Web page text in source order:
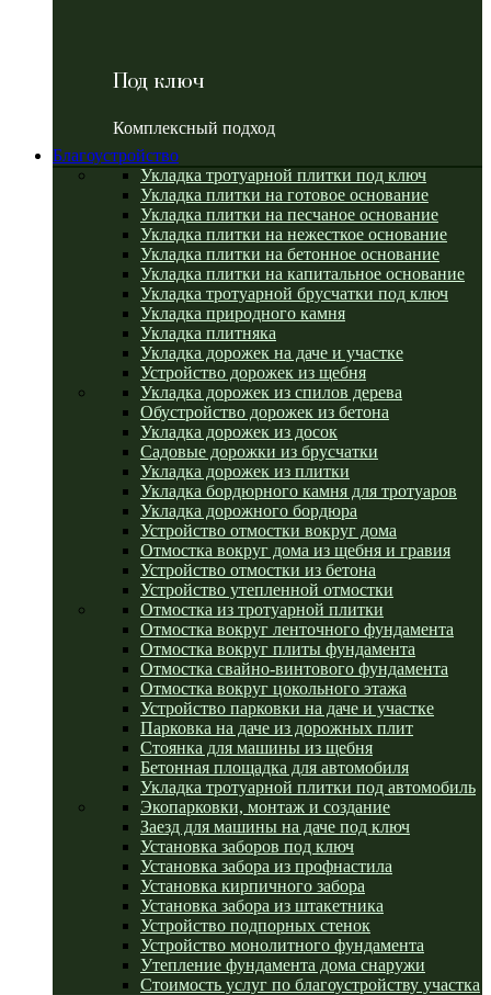
Под ключ
Комплексный подход
Благоустройство
Укладка тротуарной плитки под ключ
Укладка плитки на готовое основание
Укладка плитки на песчаное основание
Укладка плитки на нежесткое основание
Укладка плитки на бетонное основание
Укладка плитки на капитальное основание
Укладка тротуарной брусчатки под ключ
Укладка природного камня
Укладка плитняка
Укладка дорожек на даче и участке
Устройство дорожек из щебня
Укладка дорожек из спилов дерева
Обустройство дорожек из бетона
Укладка дорожек из досок
Садовые дорожки из брусчатки
Укладка дорожек из плитки
Укладка бордюрного камня для тротуаров
Укладка дорожного бордюра
Устройство отмостки вокруг дома
Отмостка вокруг дома из щебня и гравия
Устройство отмостки из бетона
Устройство утепленной отмостки
Отмостка из тротуарной плитки
Отмостка вокруг ленточного фундамента
Отмостка вокруг плиты фундамента
Отмостка свайно-винтового фундамента
Отмостка вокруг цокольного этажа
Устройство парковки на даче и участке
Парковка на даче из дорожных плит
Стоянка для машины из щебня
Бетонная площадка для автомобиля
Укладка тротуарной плитки под автомобиль
Экопарковки, монтаж и создание
Заезд для машины на даче под ключ
Установка заборов под ключ
Установка забора из профнастила
Установка кирпичного забора
Установка забора из штакетника
Устройство подпорных стенок
Устройство монолитного фундамента
Утепление фундамента дома снаружи
Стоимость услуг по благоустройству участка